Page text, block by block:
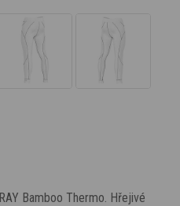
Bamboo Thermo. Hřejivé